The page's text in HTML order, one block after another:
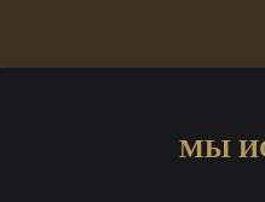
ул. Труда, 185а, 2 этаж
МЫ